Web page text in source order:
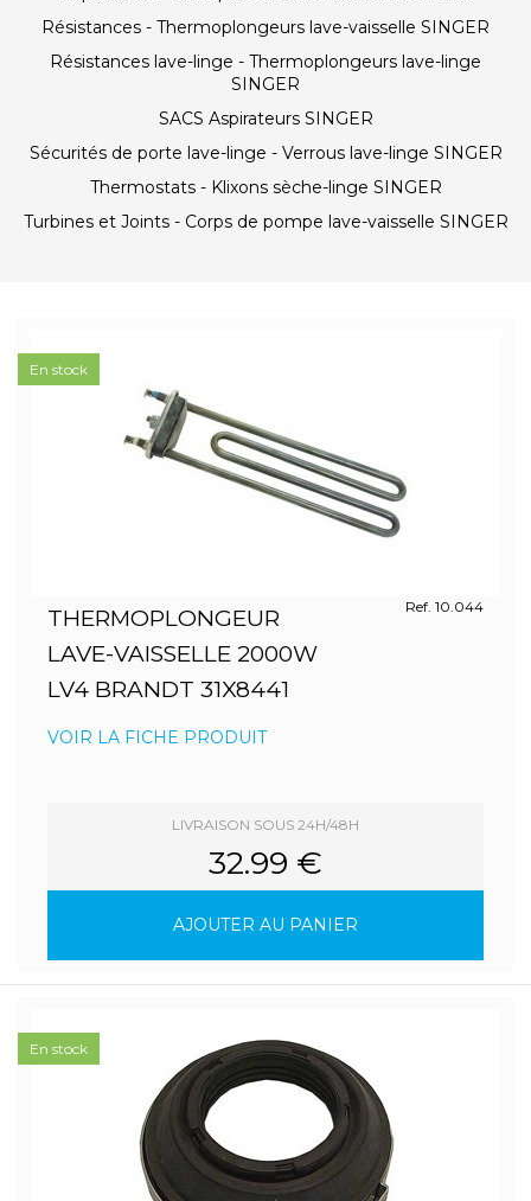
Résistances - Thermoplongeurs lave-vaisselle SINGER
Résistances lave-linge - Thermoplongeurs lave-linge
SINGER
SACS Aspirateurs SINGER
Sécurités de porte lave-linge - Verrous lave-linge SINGER
Thermostats - Klixons sèche-linge SINGER
Turbines et Joints - Corps de pompe lave-vaisselle SINGER
THERMOPLONGEUR
LAVE-VAISSELLE 2000W
LV4 BRANDT 31X8441
Ref. 10.044
VOIR LA FICHE PRODUIT
LIVRAISON SOUS 24H/48H
32.99 €
AJOUTER AU PANIER
En stock
En stock